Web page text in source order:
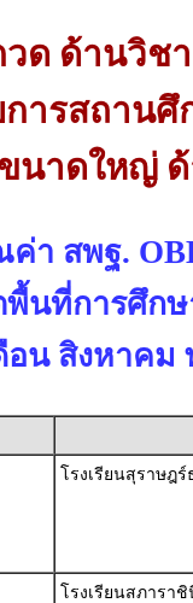
วด ด้านวิช
ารสถานศึ
นาดใหญ่
า สพฐ.
พื้นที่การศึก
อน สิงหาคม
โรงเรียนสุราษฎ
โรงเรียนสภารา